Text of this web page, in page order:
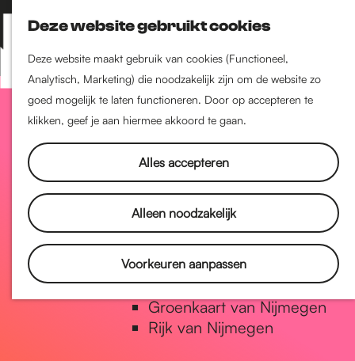
Deze website gebruikt cookies
Deze website maakt gebruik van cookies (Functioneel,
Analytisch, Marketing) die noodzakelijk zijn om de website zo
goed mogelijk te laten functioneren. Door op accepteren te
klikken, geef je aan hiermee akkoord te gaan.
Alles accepteren
Alleen noodzakelijk
Voorkeuren aanpassen
Z
o
e
k
e
K
a
a
r
t
M
e
n
Nijmegen-Nieuw-West
Nijmegen-Oud-West
Dukenburg
Lindenholt
Historie
De oudste stad van
Nederland
Historische tijdlijn
Romeinse Limes
Vrede van Nijmegen Penning
Natuur in Nijmegen
Groenkaart van Nijmegen
Rijk van Nijmegen